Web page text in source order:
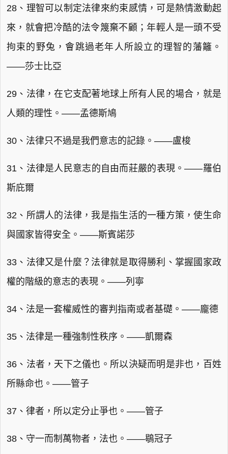
28、理智可以制定法律來約束感情，可是熱情激動起
來，就會把冷酷的法令篾棄不顧；年輕人是一頭不受
拘束的野兔，會跳過老年人所設立的理智的藩籬。
——莎士比亞
29、法律，在它支配著地球上所有人民的場合，就是
人類的理性。——孟德斯鳩
30、法律只不過是我們意志的記錄。——盧梭
31、法律是人民意志的自由而莊嚴的表現。——羅伯
斯庇爾
32、所謂人的法律，我是指生活的一種方策，使生命
與國家皆得安全。——斯賓諾莎
33、法律又是什麼？法律就是取得勝利、掌握國家政
權的階級的意志的表現。——列寧
34、法是一套權威性的審判指南或者基礎。——龐德
35、法律是一種強制性秩序。——凱爾森
36、法者，天下之儀也。所以決疑而明是非也，百姓
所縣命也。——管子
37、律者，所以定分止爭也。——管子
38、守一而制萬物者，法也。——鶡冠子